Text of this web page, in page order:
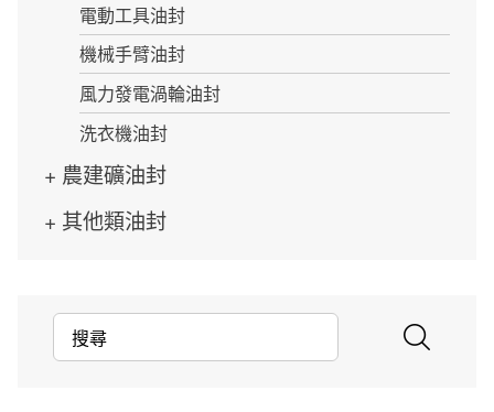
電動工具油封
機械手臂油封
風力發電渦輪油封
洗衣機油封
農建礦油封
其他類油封